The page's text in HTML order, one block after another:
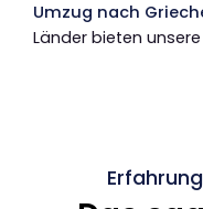
Umzug nach
Länder bieten unsere